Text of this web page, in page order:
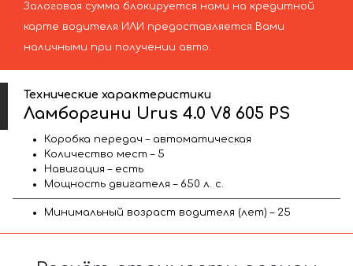
Залоговая сумма блокируется нами на кредитной
карте водителя ИЛИ предоставляется Вами
наличными при получении авто.
Технические характеристики
Ламборгини Urus 4.0 V8 605 PS
Коробка передач – автоматическая
Количество мест – 5
Навигация – есть
Мощность двигателя – 650 л. с.
Минимальный возраст водителя (лет) – 25